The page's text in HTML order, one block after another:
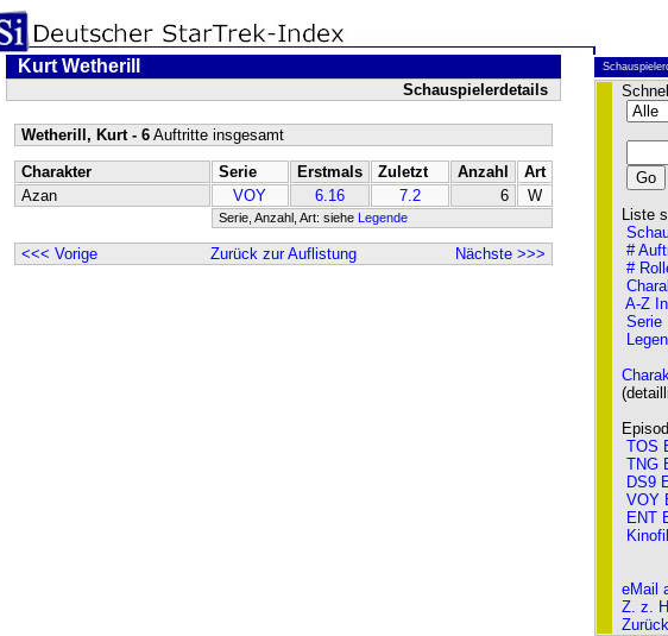
Kurt Wetherill
Schauspielerdetails
Wetherill, Kurt - 6Auftritte insgesamt
Charakter Serie Erstmals Zuletzt Anzahl
Art
Azan
VOY 6.16 7.2 6 W
Serie, Anzahl, Art: siehe Legende
<<< Vorige Zurück zur Auflistung Nächste >>>
Liste
#
#
A-Z
Serie
TOS
TNG
DS9
VOY
ENT
eMail
Z. z.